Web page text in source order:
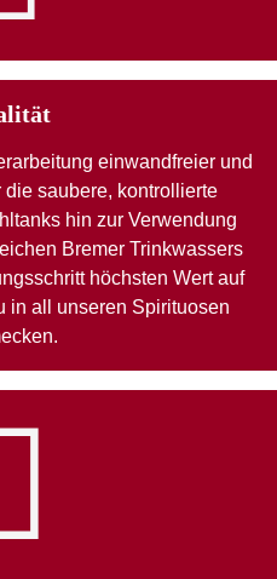
einwandfreier und
saubere, kontrollierte
hin zur Verwendung
Bremer Trinkwassers
höchsten Wert auf
in all unseren Spirituosen